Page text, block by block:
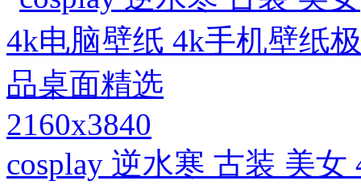
2160x3840
cosplay 逆水寒 古装 美